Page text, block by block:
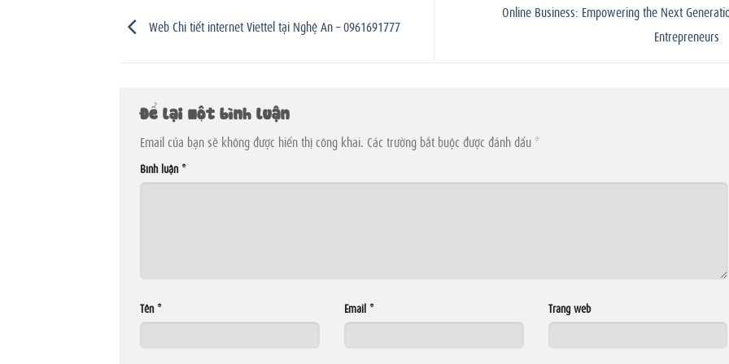
Web Chi tiết internet Viettel tại Nghệ An – 0961691777
Online Business: Empowering the Next
Entrepreneurs
Để lại một bình luận
Email của bạn sẽ không được hiển thị công khai. Các trường bắt buộc được đánh dấu *
Bình luận *
Tên * Email * Trang web